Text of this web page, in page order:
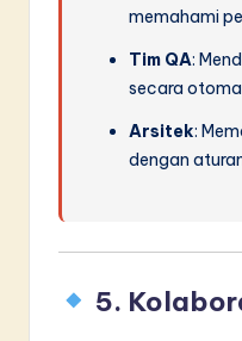
memahami
Tim QA:
secara
Arsitek:
dengan
5.